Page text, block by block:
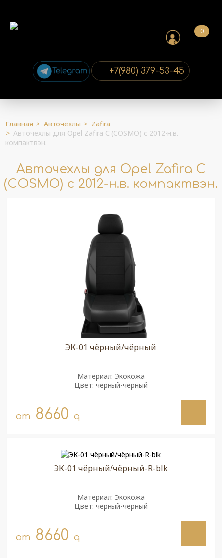
0
+7(980) 379-53-45
Главная > Авточехлы > Zafira
> Авточехлы для Opel Zafira С (COSMO) с 2012-н.в.
компактвэн.
Авточехлы для Opel Zafira С
(COSMO) с 2012-н.в. компактвэн.
ЭК-01 чёрный/чёрный
Материал: Экокожа
Цвет: чёрный-чёрный
от 8660 q
ЭК-01 чёрный/чёрный-R-blk
Материал: Экокожа
Цвет: чёрный-чёрный
от 8660 q